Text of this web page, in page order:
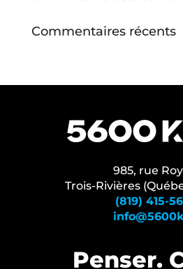
Commentaires récents
985, rue
Trois-Rivières
(819) 415-
Penser.